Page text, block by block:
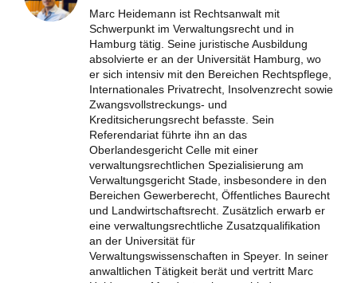
Marc Heidemann ist Rechtsanwalt mit
Schwerpunkt im Verwaltungsrecht und in
Hamburg tätig. Seine juristische Ausbildung
absolvierte er an der Universität Hamburg, wo
er sich intensiv mit den Bereichen Rechtspflege,
Internationales Privatrecht, Insolvenzrecht sowie
Zwangsvollstreckungs- und
Kreditsicherungsrecht befasste. Sein
Referendariat führte ihn an das
Oberlandesgericht Celle mit einer
verwaltungsrechtlichen Spezialisierung am
Verwaltungsgericht Stade, insbesondere in den
Bereichen Gewerberecht, Öffentliches Baurecht
und Landwirtschaftsrecht. Zusätzlich erwarb er
eine verwaltungsrechtliche Zusatzqualifikation
an der Universität für
Verwaltungswissenschaften in Speyer. In seiner
anwaltlichen Tätigkeit berät und vertritt Marc